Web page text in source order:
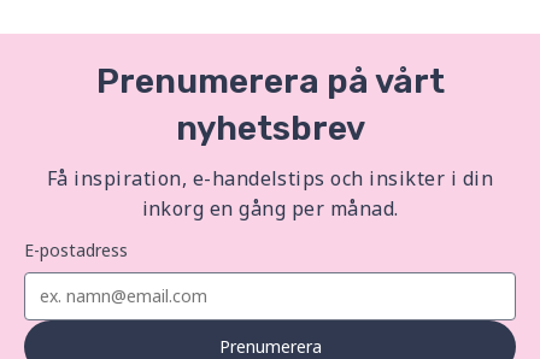
Prenumerera på vårt
nyhetsbrev
Få inspiration, e-handelstips och insikter i din
inkorg en gång per månad.
E-postadress
Prenumerera